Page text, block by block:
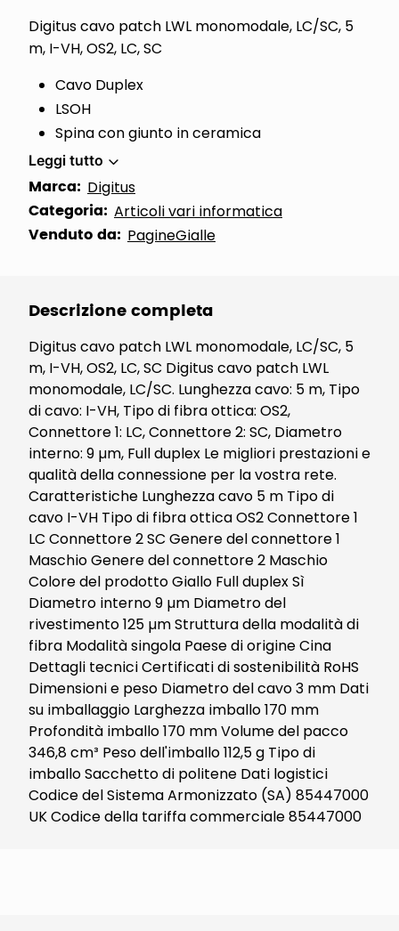
Digitus cavo patch LWL monomodale, LC/SC, 5
m, I-VH, OS2, LC, SC
Cavo Duplex
LSOH
Spina con giunto in ceramica
Leggi tutto
Marca: Digitus
Categoria: Articoli vari informatica
Venduto da: PagineGialle
Descrizione completa
Digitus cavo patch LWL monomodale, LC/SC, 5
m, I-VH, OS2, LC, SC Digitus cavo patch LWL
monomodale, LC/SC. Lunghezza cavo: 5 m, Tipo
di cavo: I-VH, Tipo di fibra ottica: OS2,
Connettore 1: LC, Connettore 2: SC, Diametro
interno: 9 µm, Full duplex Le migliori prestazioni e
qualità della connessione per la vostra rete.
Caratteristiche Lunghezza cavo 5 m Tipo di
cavo I-VH Tipo di fibra ottica OS2 Connettore 1
LC Connettore 2 SC Genere del connettore 1
Maschio Genere del connettore 2 Maschio
Colore del prodotto Giallo Full duplex Sì
Diametro interno 9 µm Diametro del
rivestimento 125 µm Struttura della modalità di
fibra Modalità singola Paese di origine Cina
Dettagli tecnici Certificati di sostenibilità RoHS
Dimensioni e peso Diametro del cavo 3 mm Dati
su imballaggio Larghezza imballo 170 mm
Profondità imballo 170 mm Volume del pacco
346,8 cm³ Peso dell'imballo 112,5 g Tipo di
imballo Sacchetto di politene Dati logistici
Codice del Sistema Armonizzato (SA) 85447000
UK Codice della tariffa commerciale 85447000